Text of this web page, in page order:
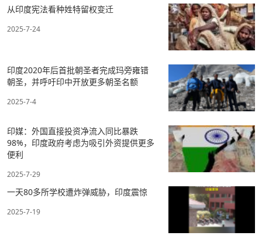
从印度宪法看种姓特留权变迁
2025-7-24
印度2020年后首批朝圣者完成玛旁雍错
朝圣，并呼吁印中开放更多朝圣名额
2025-7-4
印媒：外国直接投资净流入同比暴跌
98%，印度政府考虑为吸引外资提供更多
便利
2025-7-29
一天80多所学校遭炸弹威胁，印度震惊
2025-7-19